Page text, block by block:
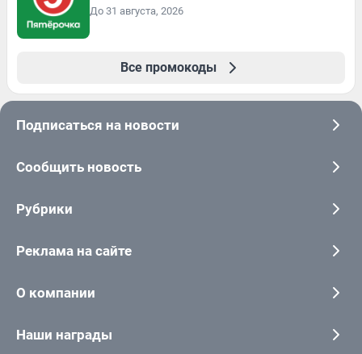
До 31 августа, 2026
Все промокоды
Подписаться на новости
Сообщить новость
Рубрики
Реклама на сайте
О компании
Наши награды